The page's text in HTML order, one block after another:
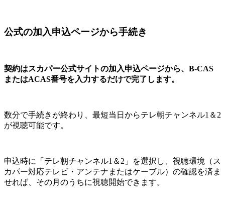
公式の加入申込ページから手続き
契約はスカパー公式サイトの加入申込ページから、B-CAS
またはACAS番号を入力するだけで完了します。
数分で手続きが終わり、最短当日からテレ朝チャンネル1＆2
が視聴可能です。
申込時に「テレ朝チャンネル1＆2」を選択し、視聴環境（ス
カパー対応テレビ・アンテナまたはケーブル）の確認を済ま
せれば、その月のうちに視聴開始できます。